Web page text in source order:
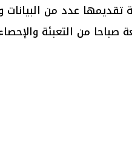
عدد من البيانات
من التعبئة